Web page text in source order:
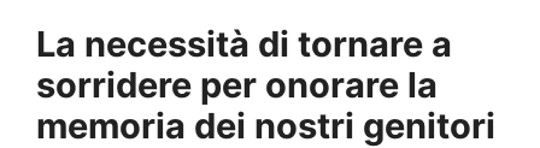
La necessità di tornare a
sorridere per onorare la
memoria dei nostri genitori